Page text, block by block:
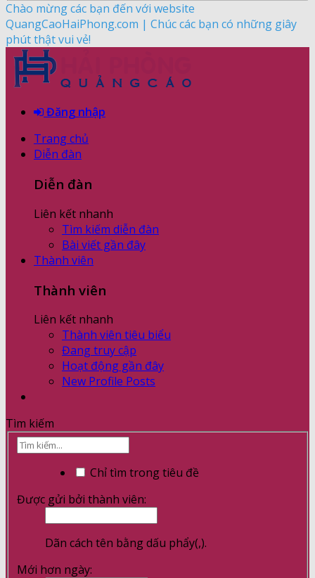
Chào mừng các bạn đến với website
QuangCaoHaiPhong.com | Chúc các bạn có những giây
phút thật vui vẻ!
Đăng nhập
Trang chủ
Diễn đàn
Diễn đàn
Liên kết nhanh
Tìm kiếm diễn đàn
Bài viết gần đây
Thành viên
Thành viên
Liên kết nhanh
Thành viên tiêu biểu
Đang truy cập
Hoạt động gần đây
New Profile Posts
Tìm kiếm
Chỉ tìm trong tiêu đề
Được gửi bởi thành viên:
Dãn cách tên bằng dấu phẩy(,).
Mới hơn ngày: